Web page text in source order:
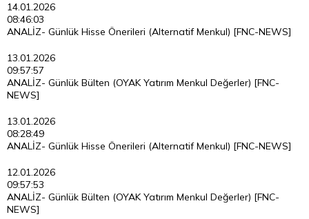
14.01.2026
08:46:03
ANALİZ- Günlük Hisse Önerileri (Alternatif Menkul) [FNC-NEWS]
13.01.2026
09:57:57
ANALİZ- Günlük Bülten (OYAK Yatırım Menkul Değerler) [FNC-
NEWS]
13.01.2026
08:28:49
ANALİZ- Günlük Hisse Önerileri (Alternatif Menkul) [FNC-NEWS]
12.01.2026
09:57:53
ANALİZ- Günlük Bülten (OYAK Yatırım Menkul Değerler) [FNC-
NEWS]